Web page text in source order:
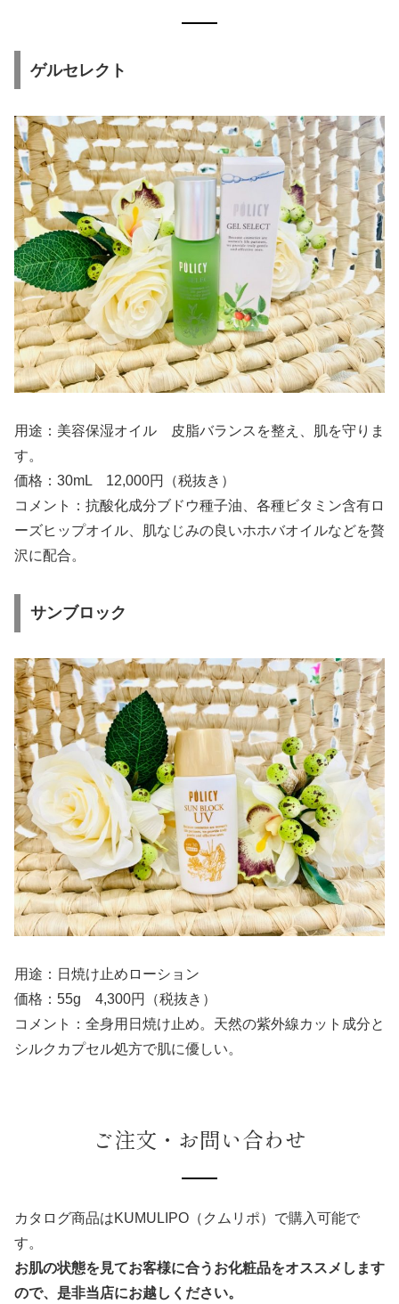
ゲルセレクト
用途：美容保湿オイル 皮脂バランスを整え、肌を守りま
す。
価格：30mL 12,000円（税抜き）
コメント：抗酸化成分ブドウ種子油、各種ビタミン含有ロ
ーズヒップオイル、肌なじみの良いホホバオイルなどを贅
沢に配合。
サンブロック
用途：日焼け止めローション
価格：55g 4,300円（税抜き）
コメント：全身用日焼け止め。天然の紫外線カット成分と
シルクカプセル処方で肌に優しい。
ご注文・お問い合わせ
カタログ商品はKUMULIPO（クムリポ）で購入可能で
す。
お肌の状態を見てお客様に合うお化粧品をオススメします
ので、是非当店にお越しください。